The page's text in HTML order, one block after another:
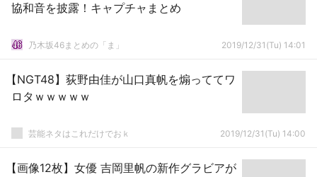
協和音を披露！キャプチャまとめ
乃木坂46まとめの「ま」 2019/12/31(Tu) 14:01
【NGT48】荻野由佳が山口真帆を煽っててワ
ロタｗｗｗｗｗ
芸能ネタはこれだけでおｋ 2019/12/31(Tu) 14:00
【画像12枚】女優 吉岡里帆の新作グラビアが